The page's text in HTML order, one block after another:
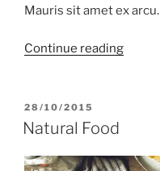
Mauris sit amet ex arcu.
Continue reading“Good
POSTED
ON
28/10/2015
Natural Food